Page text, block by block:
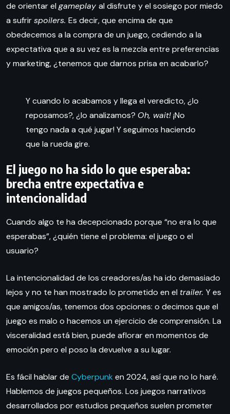
de orientar elgameplay al disfrute y el sosiego por miedo
a sufrirspoilers. Es decir, que encima de que
obedecemos a la compra de un juego, cediendo a la
expectativa que a su vez es la mezcla entre preferencias
y marketing, ¿tenemos que darnos prisa en acabarlo?
Y cuando lo acabamos y llega el veredicto, ¿lo
reposamos?, ¿lo analizamos? Oh, wait!¡No
tengo nada a qué jugar! Y seguimos haciendo
que la rueda gire.
El juego no ha sido lo que esperaba:
brecha entre expectativa e
intencionalidad
Cuando algo te ha decepcionado porque “no era lo que
esperabas”, ¿quién tiene el problema: el juego o el
usuario?
La intencionalidad de los creadores/as ha ido demasiado
lejos y no te han mostrado lo prometido en el trailer. Y es
que amigos/as, tenemos dos opciones: o decimos que el
juego es malo o hacemos un ejercicio de comprensión. La
visceralidad está bien, puede aflorar en momentos de
emoción pero el poso la devuelve a su lugar.
Es fácil hablar de Cyberpunk en 2024, así que no lo haré.
Hablemos de juegos pequeños. Los juegos narrativos
desarrollados por estudios pequeños suelen prometer